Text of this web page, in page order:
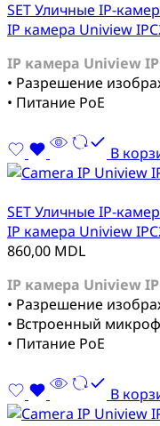
SET Уличные IP-
IP камера Uniview
IP камера Uniview
• Разрешение
• Питание PoE
В
SET Уличные IP-
IP камера Uniview
860,00 MDL
IP камера Uniview
• Разрешение
• Встроенный
• Питание PoE
В